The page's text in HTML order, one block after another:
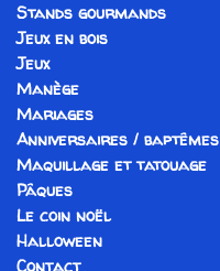
Stands gourmands
Jeux en bois
Jeux
Manège
Mariages
Anniversaires / baptêmes
Maquillage et tatouage
Pâques
Le coin noël
Halloween
Contact